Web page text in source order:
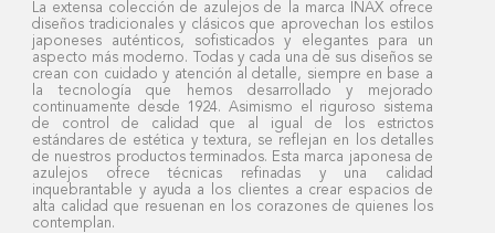
La extensa colección de azulejos de la marca INAX ofrece
diseños tradicionales y clásicos que aprovechan los estilos
japoneses auténticos, sofisticados y elegantes para un
aspecto más moderno. Todas y cada una de sus diseños se
crean con cuidado y atención al detalle, siempre en base a
la tecnología que hemos desarrollado y mejorado
continuamente desde 1924. Asimismo el riguroso sistema
de control de calidad que al igual de los estrictos
estándares de estética y textura, se reflejan en los detalles
de nuestros productos terminados. Esta marca japonesa de
azulejos ofrece técnicas refinadas y una calidad
inquebrantable y ayuda a los clientes a crear espacios de
alta calidad que resuenan en los corazones de quienes los
contemplan.